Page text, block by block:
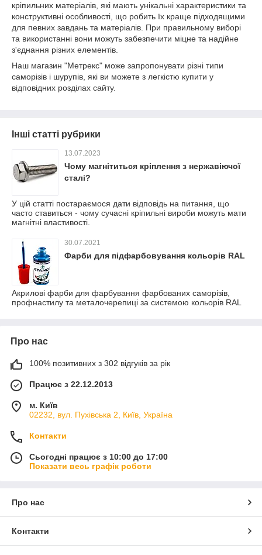
кріпильних матеріалів, які мають унікальні характеристики та
конструктивні особливості, що робить їх краще підходящими
для певних завдань та матеріалів. При правильному виборі
та використанні вони можуть забезпечити міцне та надійне
з'єднання різних елементів.
Наш магазин "Метрекс" може запропонувати різні типи
саморізів і шурупів, які ви можете з легкістю купити у
відповідних розділах сайту.
Інші статті рубрики
13.07.2023
Чому магнітиться кріплення з нержавіючої
сталі?
У цій статті постараємося дати відповідь на питання, що
часто ставиться - чому сучасні кріпильні вироби можуть мати
магнітні властивості.
30.07.2021
Фарби для підфарбовування кольорів RAL
Акрилові фарби для фарбування фарбованих саморізів,
профнастилу та металочерепиці за системою кольорів RAL
Про нас
100% позитивних з 302 відгуків за рік
Працює з 22.12.2013
м. Київ
02232, вул. Пухівська 2, Київ, Україна
Контакти
Сьогодні працює з 10:00 до 17:00
Показати весь графік роботи
Про нас
Контакти